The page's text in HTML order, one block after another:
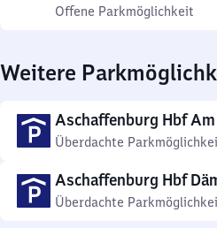
Offene Parkmöglichkeit
Weitere
Aschaffenburg Hbf
Überdachte
Aschaffenburg Hbf
Überdachte